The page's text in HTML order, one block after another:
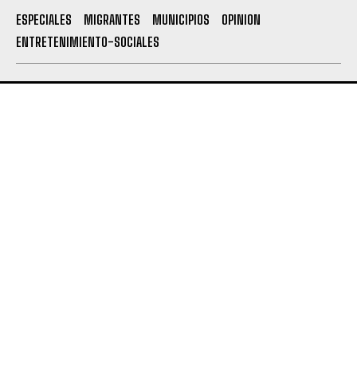
ESPECIALES MIGRANTES MUNICIPIOS
OPINION
ENTRETENIMIENTO-SOCIALES